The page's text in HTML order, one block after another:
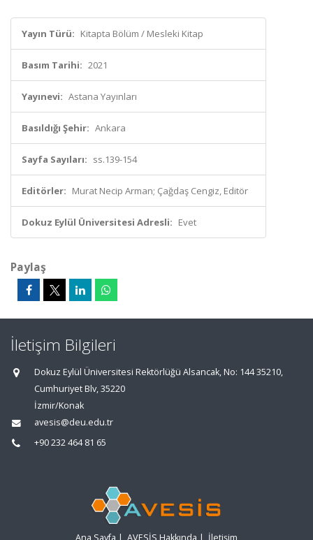
Yayın Türü: Kitapta Bölüm / Mesleki Kitap
Basım Tarihi: 2021
Yayınevi: Astana Yayınları
Basıldığı Şehir: Ankara
Sayfa Sayıları: ss.139-154
Editörler: Murat Necip Arman; Çağdaş Cengiz, Editör
Dokuz Eylül Üniversitesi Adresli: Evet
Paylaş
İletişim Bilgileri
Dokuz Eylül Üniversitesi Rektörlüğü Alsancak, No: 144 35210,
Cumhuriyet Blv, 35220
İzmir/Konak
avesis@deu.edu.tr
+90 232 464 81 65
Ana Sayfa | AVESİS Hakkında | İletişim